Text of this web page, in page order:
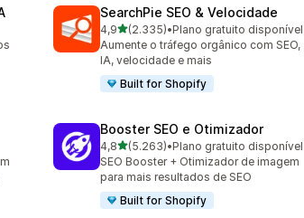
SearchPie SEO & Velocidade
4,9de 5 estrelas
(2.335)
2335 avaliações ao todo
•Plano gratuito disponível
Aumente o tráfego orgânico com SEO,
IA, velocidade e mais
Built for Shopify
Booster SEO e Otimizador
4,8de 5 estrelas
(5.263)
5263 avaliações ao todo
•Plano gratuito disponível
SEO Booster + Otimizador de imagem
para mais resultados de SEO
Built for Shopify